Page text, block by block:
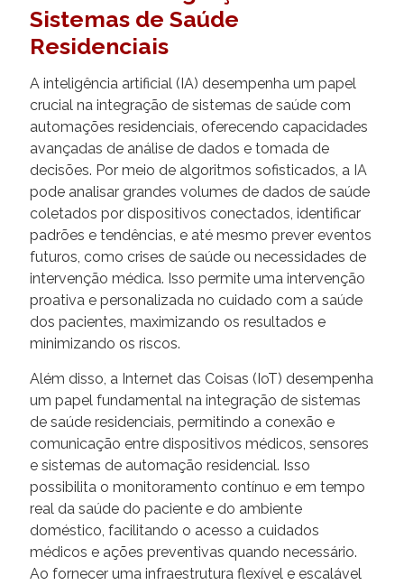
Sistemas de Saúde
Residenciais
A inteligência artificial (IA) desempenha um papel
crucial na integração de sistemas de saúde com
automações residenciais, oferecendo capacidades
avançadas de análise de dados e tomada de
decisões. Por meio de algoritmos sofisticados, a IA
pode analisar grandes volumes de dados de saúde
coletados por dispositivos conectados, identificar
padrões e tendências, e até mesmo prever eventos
futuros, como crises de saúde ou necessidades de
intervenção médica. Isso permite uma intervenção
proativa e personalizada no cuidado com a saúde
dos pacientes, maximizando os resultados e
minimizando os riscos.
Além disso, a Internet das Coisas (IoT) desempenha
um papel fundamental na integração de sistemas
de saúde residenciais, permitindo a conexão e
comunicação entre dispositivos médicos, sensores
e sistemas de automação residencial. Isso
possibilita o monitoramento contínuo e em tempo
real da saúde do paciente e do ambiente
doméstico, facilitando o acesso a cuidados
médicos e ações preventivas quando necessário.
Ao fornecer uma infraestrutura flexível e escalável